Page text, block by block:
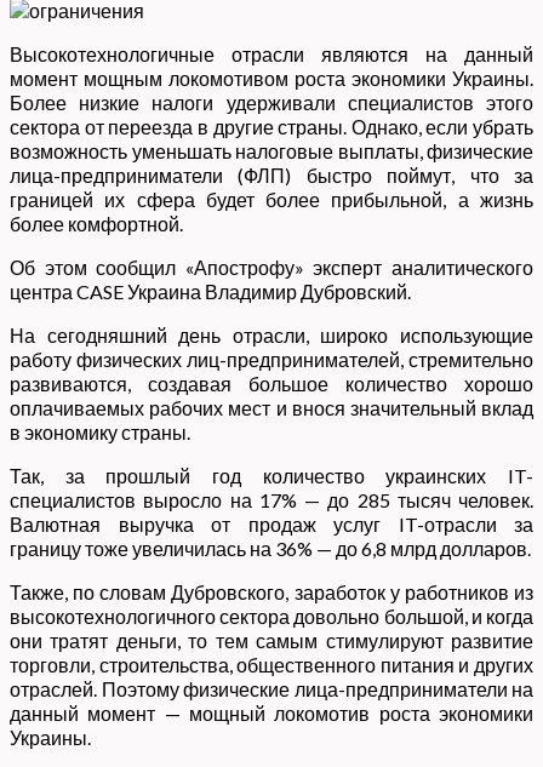
Высокотехнологичные отрасли являются на данный
момент мощным локомотивом роста экономики Украины.
Более низкие налоги удерживали специалистов этого
сектора от переезда в другие страны. Однако, если убрать
возможность уменьшать налоговые выплаты, физические
лица-предприниматели (ФЛП) быстро поймут, что за
границей их сфера будет более прибыльной, а жизнь
более комфортной.
Об этом сообщил «Апострофу» эксперт аналитического
центра CASE Украина Владимир Дубровский.
На сегодняшний день отрасли, широко использующие
работу физических лиц-предпринимателей, стремительно
развиваются, создавая большое количество хорошо
оплачиваемых рабочих мест и внося значительный вклад
в экономику страны.
Так, за прошлый год количество украинских IT-
специалистов выросло на 17% — до 285 тысяч человек.
Валютная выручка от продаж услуг IT-отрасли за
границу тоже увеличилась на 36% — до 6,8 млрд долларов.
Также, по словам Дубровского, заработок у работников из
высокотехнологичного сектора довольно большой, и когда
они тратят деньги, то тем самым стимулируют развитие
торговли, строительства, общественного питания и других
отраслей. Поэтому физические лица-предприниматели на
данный момент — мощный локомотив роста экономики
Украины.